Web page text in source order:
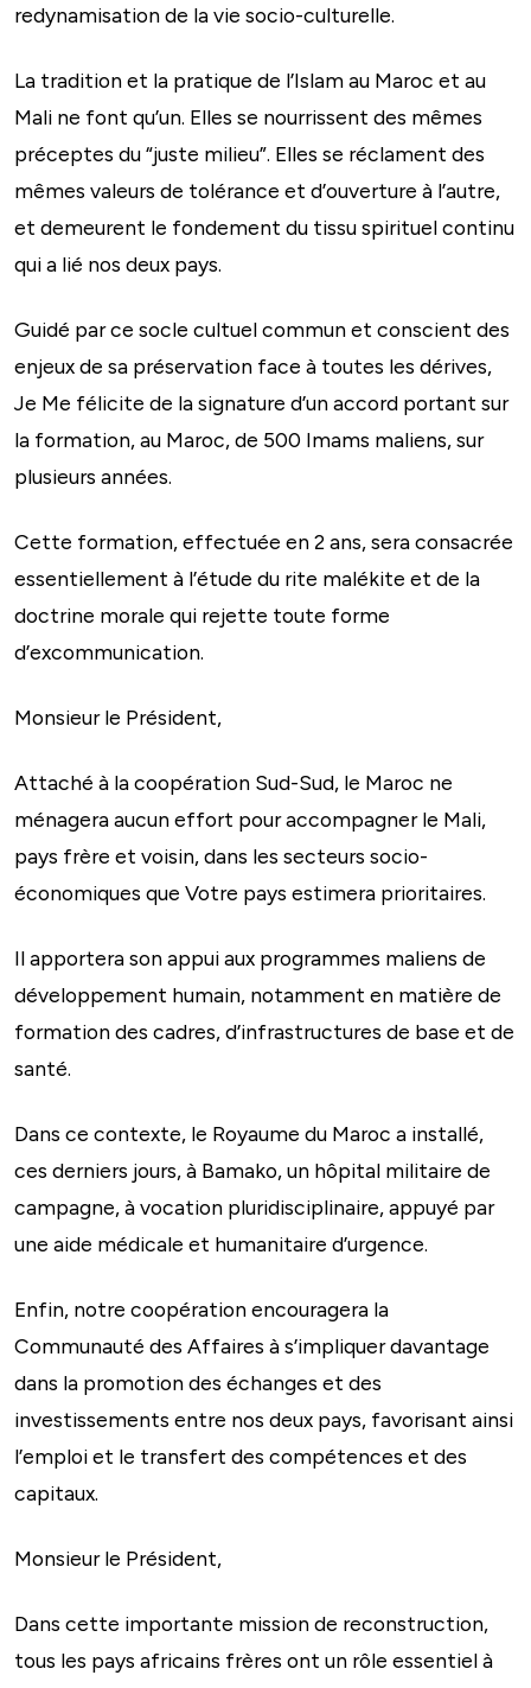
redynamisation de la vie socio-culturelle.
La tradition et la pratique de l’Islam au Maroc et au
Mali ne font qu’un. Elles se nourrissent des mêmes
préceptes du “juste milieu”. Elles se réclament des
mêmes valeurs de tolérance et d’ouverture à l’autre,
et demeurent le fondement du tissu spirituel continu
qui a lié nos deux pays.
Guidé par ce socle cultuel commun et conscient des
enjeux de sa préservation face à toutes les dérives,
Je Me félicite de la signature d’un accord portant sur
la formation, au Maroc, de 500 Imams maliens, sur
plusieurs années.
Cette formation, effectuée en 2 ans, sera consacrée
essentiellement à l’étude du rite malékite et de la
doctrine morale qui rejette toute forme
d’excommunication.
Monsieur le Président,
Attaché à la coopération Sud-Sud, le Maroc ne
ménagera aucun effort pour accompagner le Mali,
pays frère et voisin, dans les secteurs socio-
économiques que Votre pays estimera prioritaires.
Il apportera son appui aux programmes maliens de
développement humain, notamment en matière de
formation des cadres, d’infrastructures de base et de
santé.
Dans ce contexte, le Royaume du Maroc a installé,
ces derniers jours, à Bamako, un hôpital militaire de
campagne, à vocation pluridisciplinaire, appuyé par
une aide médicale et humanitaire d’urgence.
Enfin, notre coopération encouragera la
Communauté des Affaires à s’impliquer davantage
dans la promotion des échanges et des
investissements entre nos deux pays, favorisant ainsi
l’emploi et le transfert des compétences et des
capitaux.
Monsieur le Président,
Dans cette importante mission de reconstruction,
tous les pays africains frères ont un rôle essentiel à